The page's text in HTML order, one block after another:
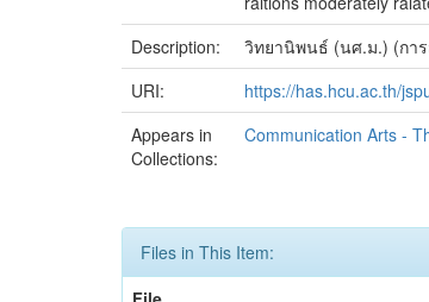
Description:
วิทยานิพนธ์ (นศ.ม.) (กา
URI:
https://has.hcu.ac.th/
Appears in
Collections:
Communication Arts -
Files in This Item: